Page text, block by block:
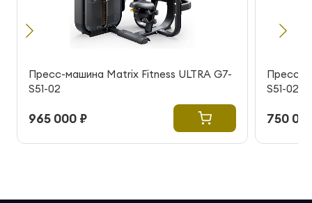
Пресс-машина Matrix Fitness ULTRA G7-
S51-02
965 000 ₽
Пресс-
S51-02
750